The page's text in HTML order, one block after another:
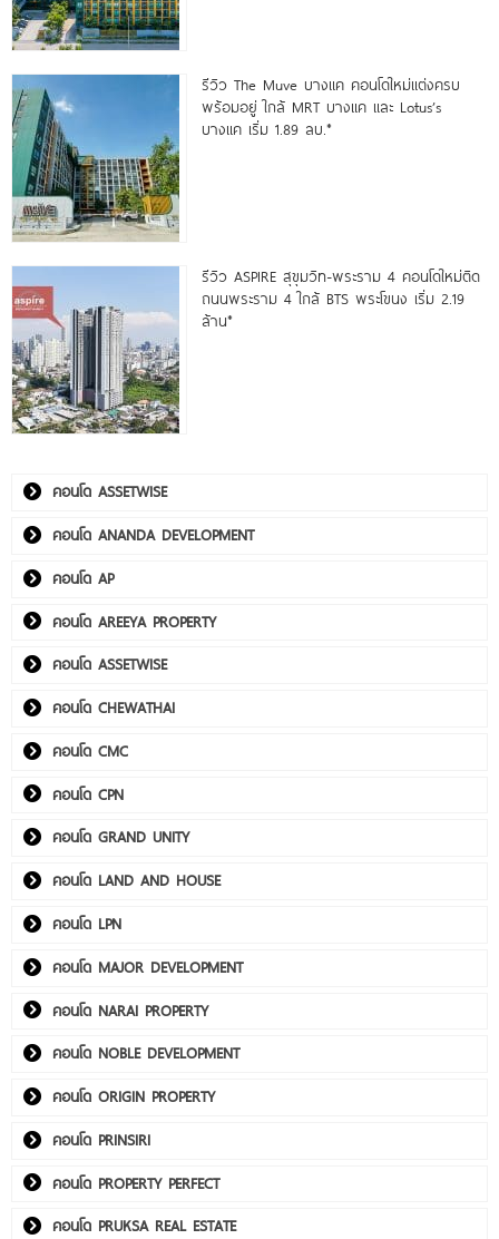
รีวิว The Muve บางแค คอนโดใหม่แต่งครบ
พร้อมอยู่ ใกล้ MRT บางแค และ Lotus’s
บางแค เริ่ม 1.89 ลบ.*
รีวิว ASPIRE สุขุมวิท-พระราม 4 คอนโดใหม่ติด
ถนนพระราม 4 ใกล้ BTS พระโขนง เริ่ม 2.19
ล้าน*
คอนโด ASSETWISE
คอนโด ANANDA DEVELOPMENT
คอนโด AP
คอนโด AREEYA PROPERTY
คอนโด ASSETWISE
คอนโด CHEWATHAI
คอนโด CMC
คอนโด CPN
คอนโด GRAND UNITY
คอนโด LAND AND HOUSE
คอนโด LPN
คอนโด MAJOR DEVELOPMENT
คอนโด NARAI PROPERTY
คอนโด NOBLE DEVELOPMENT
คอนโด ORIGIN PROPERTY
คอนโด PRINSIRI
คอนโด PROPERTY PERFECT
คอนโด PRUKSA REAL ESTATE